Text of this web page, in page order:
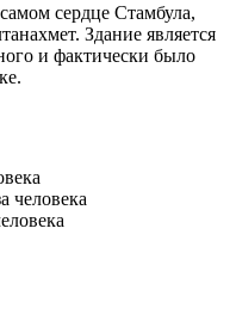
сердце Стамбула,
Здание является
и фактически было
человека